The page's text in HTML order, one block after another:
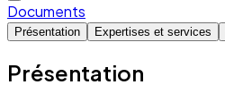
Documents
Présentation Expertises et services
Présentation